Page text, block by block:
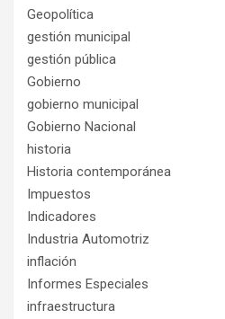
Geopolítica
gestión municipal
gestión pública
Gobierno
gobierno municipal
Gobierno Nacional
historia
Historia contemporánea
Impuestos
Indicadores
Industria Automotriz
inflación
Informes Especiales
infraestructura